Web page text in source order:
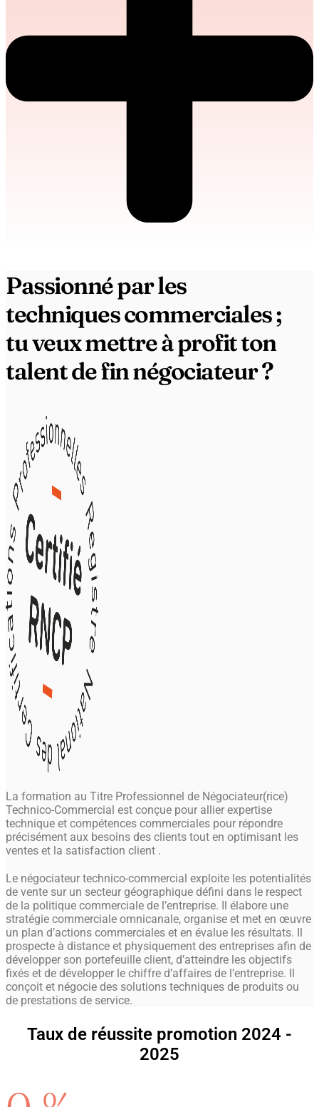
Passionné par les
techniques commerciales ;
tu veux mettre à profit ton
talent de fin négociateur ?
La formation au Titre Professionnel de Négociateur(rice)
Technico-Commercial est conçue pour allier expertise
technique et compétences commerciales pour répondre
précisément aux besoins des clients tout en optimisant les
ventes et la satisfaction client .
Le négociateur technico-commercial exploite les potentialités
de vente sur un secteur géographique défini dans le respect
de la politique commerciale de l’entreprise. Il élabore une
stratégie commerciale omnicanale, organise et met en œuvre
un plan d’actions commerciales et en évalue les résultats. Il
prospecte à distance et physiquement des entreprises afin de
développer son portefeuille client, d’atteindre les objectifs
fixés et de développer le chiffre d’affaires de l’entreprise. Il
conçoit et négocie des solutions techniques de produits ou
de prestations de service.
Taux de réussite promotion 2024 -
2025